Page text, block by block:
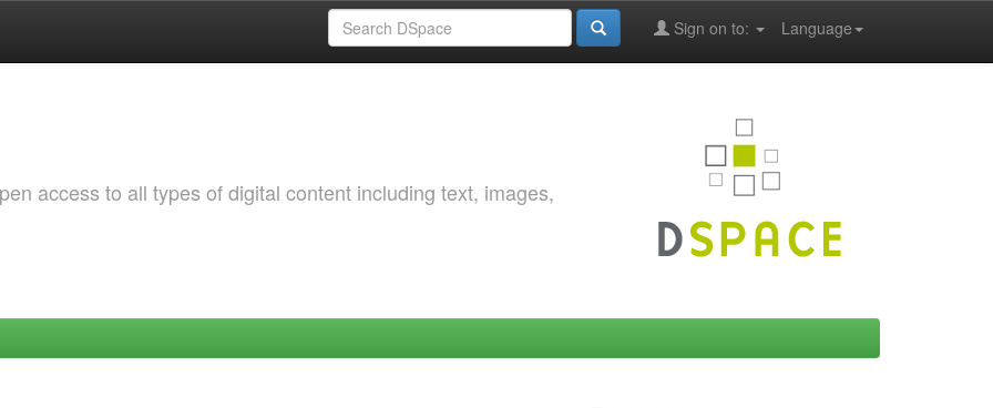
Language
Sign on to:
access to all types of digital content including text, images,